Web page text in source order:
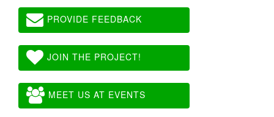
PROVIDE FEEDBACK
JOIN THE PROJECT!
MEET US AT EVENTS